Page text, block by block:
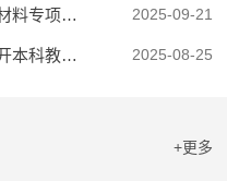
沈阳药科大学开展本科教学基本材料专项检查工作 2025-09-21
紧盯教学质量！沈阳药科大学召开本科教学督导工作会议 2025-08-25
+更多